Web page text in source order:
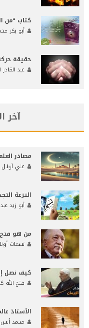
كتاب “من
أبو بكر
حقيقة
عبد
آخر
مصادر
علي أونال
النـزعة
أبو زيد
من هو
نسمات
كيف نصل
فتح الله
الأستاذ
محمد أنس